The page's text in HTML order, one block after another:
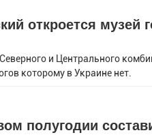
откроется музей
и Центрального
которому в Украине нет.
полугодии